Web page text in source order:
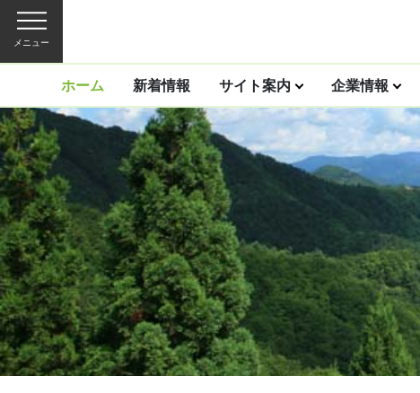
メニュー
ホーム 新着情報 サイト案内 企業情報